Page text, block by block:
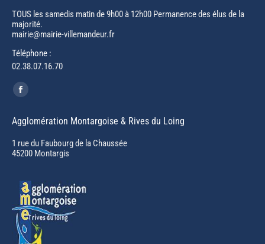
TOUS les samedis matin de 9h00 à 12h00 Permanence des élus de la
majorité.
mairie@mairie-villemandeur.fr
Téléphone :
02.38.07.16.70
Trouvez nous sur :
Facebook
opens
in
new
Agglomération Montargoise & Rives du Loing
1 rue du Faubourg de la Chaussée
45200 Montargis